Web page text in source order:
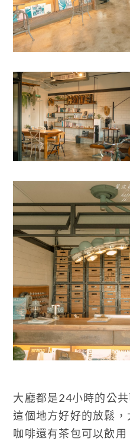
大廳都是24小時的公
這個地方好好的放鬆
咖啡還有茶包可以飲